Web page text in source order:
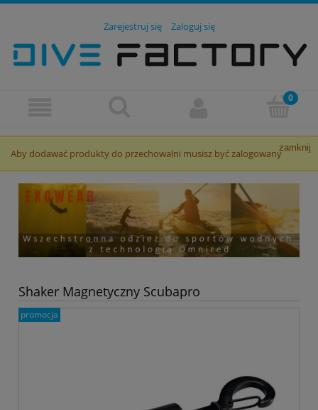
Zarejestruj się Zaloguj się
zamknij
Aby dodawać produkty do przechowalni musisz być zalogowany
Shaker Magnetyczny Scubapro
promocja